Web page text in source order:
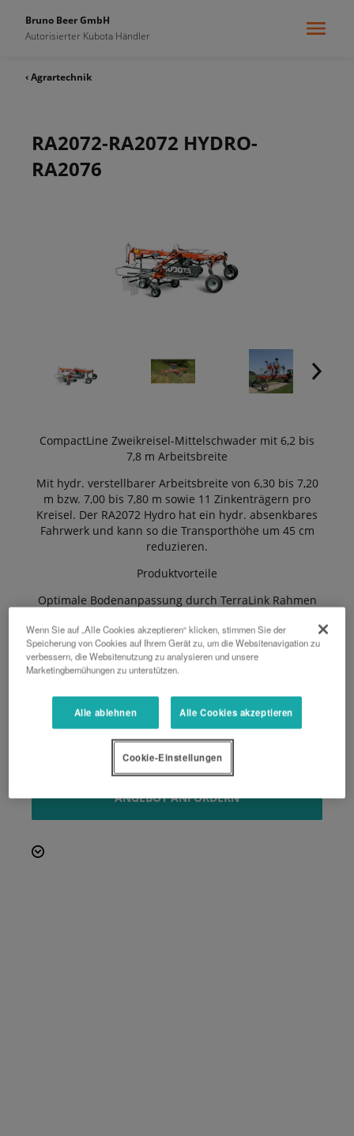
Bruno Beer GmbH
Autorisierter Kubota Händler
‹ Agrartechnik
RA2072-RA2072 HYDRO-
RA2076
CompactLine Zweikreisel-Mittelschwader mit 6,2 bis
7,8 m Arbeitsbreite
Mit hydr. verstellbarer Arbeitsbreite von 6,30 bis 7,20
m bzw. 7,00 bis 7,80 m sowie 11 Zinkenträgern pro
Kreisel. Der RA2072 Hydro hat ein hydr. absenkbares
Fahrwerk und kann so die Transporthöhe um 45 cm
reduzieren.
Produktvorteile
Optimale Bodenanpassung durch TerraLink Rahmen
Anbaubock in Verbindung mit der
Weitwinkelgelenkwelle ermöglichen einen
Einschlagwinkel bis zu 80°
45 cm Aushubhöhe am Vorgewende
Gekröpfte Zinkenarme für schnelles Schwaden bei
gleichmäßiger Ablage
Zinkenarmsteuerung und -lagerung befinden sich im
Ölbad
ANGEBOT ANFORDERN
Wenn Sie auf „Alle Cookies akzeptieren“ klicken, stimmen Sie der
Speicherung von Cookies auf Ihrem Gerät zu, um die Websitenavigation zu
verbessern, die Websitenutzung zu analysieren und unsere
Marketingbemühungen zu unterstützen.
Alle ablehnen Alle Cookies akzeptieren
Cookie-Einstellungen